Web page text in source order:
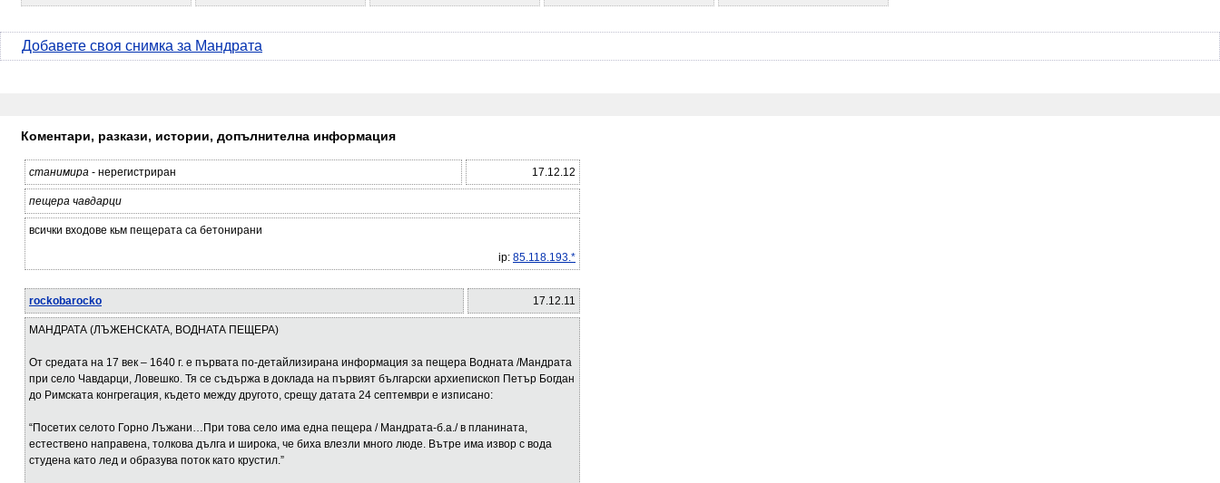
Добавете своя снимка за Мандрата
Коментари, разкази, истории, допълнителна информация
станимира - нерегистриран 17.12.12
пещера чавдарци
всички входове кьм пещерата са бетонирани
ip: 85.118.193.*
rockobarocko 17.12.11
МАНДРАТА (ЛЪЖЕНСКАТА, ВОДНАТА ПЕЩЕРА)
От средата на 17 век – 1640 г. е първата по-детайлизирана информация за пещера Водната /Мандрата
при село Чавдарци, Ловешко. Тя се съдържа в доклада на първият български архиепископ Петър Богдан
до Римската конгрегация, където между другото, срещу датата 24 септември е изписано:
“Посетих селото Горно Лъжани…При това село има една пещера / Мандрата-б.а./ в планината,
естествено направена, толкова дълга и широка, че биха влезли много люде. Вътре има извор с вода
студена като лед и образува поток като крустил.”